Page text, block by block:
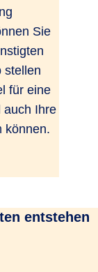
Sie
stellen
für eine
auch Ihre
können.
entstehen